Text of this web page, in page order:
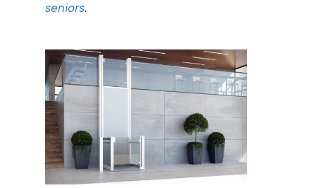
seniors.